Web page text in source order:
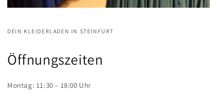
DEIN KLEIDERLADEN IN STEINFURT
Öffnungszeiten
Montag: 11:30 – 18:00 Uhr